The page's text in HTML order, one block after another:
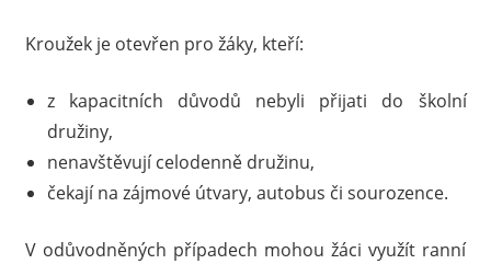
Kroužek je otevřen pro žáky, kteří:
z kapacitních důvodů nebyli přijati do školní
družiny,
nenavštěvují celodenně družinu,
čekají na zájmové útvary, autobus či sourozence.
V odůvodněných případech mohou žáci využít ranní